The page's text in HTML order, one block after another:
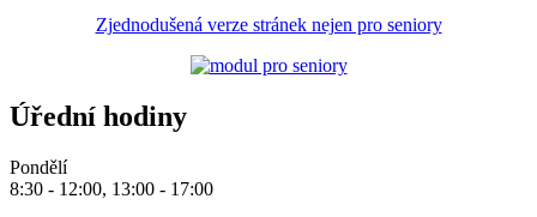
Zjednodušená verze stránek nejen pro seniory
Úřední hodiny
Pondělí
8:30 - 12:00, 13:00 - 17:00